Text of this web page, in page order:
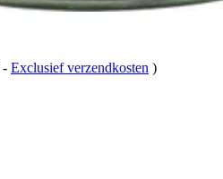
- Exclusief verzendkosten )